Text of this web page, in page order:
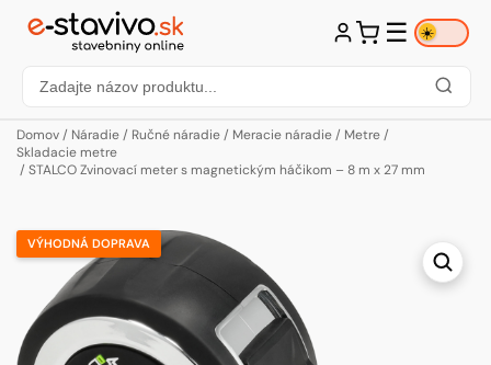
☰ ☀️
Domov/ Náradie/ Ručné náradie/ Meracie náradie/ Metre/
Skladacie metre
/ STALCO Zvinovací meter s magnetickým háčikom – 8 m x 27 mm
VÝHODNÁ DOPRAVA